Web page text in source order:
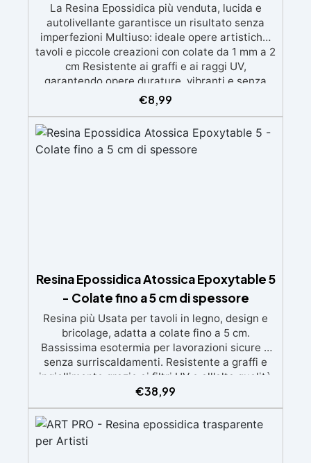
La Resina Epossidica più venduta, lucida e
autolivellante garantisce un risultato senza
imperfezioni Multiuso: ideale opere artistiche,
tavoli e piccole creazioni con colate da 1 mm a 2
cm Resistente ai graffi e ai raggi UV,
garantendo opere durature, vibranti e senza
ingiallimenti nel tempo Bassa viscosità e
formula anti-bolle per risultati impeccabili,
Certificata Atossica post catalisi per contatto
con la pelle, BPA free e VoC Free
€8,99
Resina Epossidica Atossica Epoxytable 5
- Colate fino a 5 cm di spessore
Resina più Usata per tavoli in legno, design e
bricolage, adatta a colate fino a 5 cm.
Bassissima esotermia per lavorazioni sicure e
senza surriscaldamenti. Resistente a graffi e
ingiallimento grazie ai filtri UV e all'alta qualità
meccanica. Bassa viscosità per eliminare bolle
d'aria e ottenere finiture lisce. Sicura, atossica,
BPA/VOC free e certificata per il contatto
prolungato con la pelle.
€38,99